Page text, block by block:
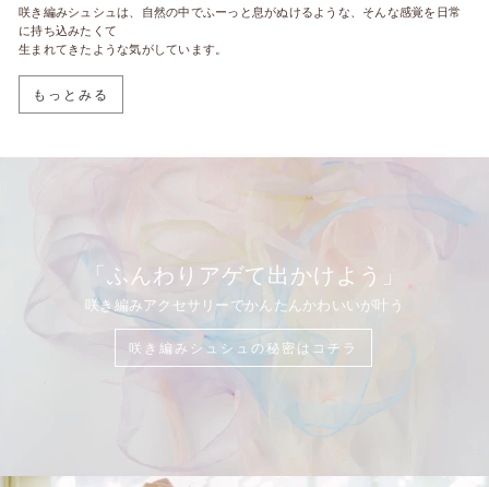
咲き編みシュシュは、自然の中でふーっと息がぬけるような、そんな感覚を日常
に持ち込みたくて
生まれてきたような気がしています。
もっとみる
「ふんわりアゲて出かけよう」
咲き編みアクセサリーでかんたんかわいいが叶う
咲き編みシュシュの秘密はコチラ